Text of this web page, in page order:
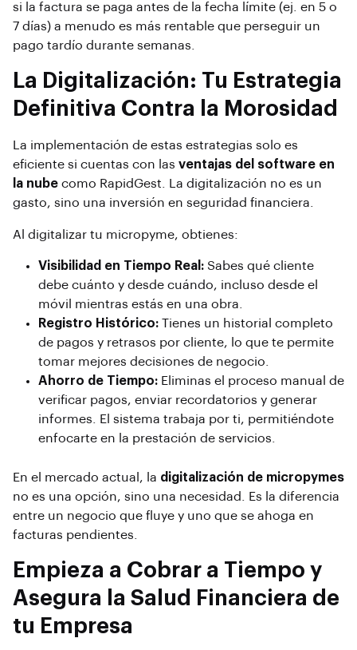
si la factura se paga antes de la fecha límite (ej. en 5 o
7 días) a menudo es más rentable que perseguir un
pago tardío durante semanas.
La Digitalización: Tu Estrategia
Definitiva Contra la Morosidad
La implementación de estas estrategias solo es
eficiente si cuentas con las ventajas del software en
la nube como RapidGest. La digitalización no es un
gasto, sino una inversión en seguridad financiera.
Al digitalizar tu micropyme, obtienes:
Visibilidad en Tiempo Real: Sabes qué cliente
debe cuánto y desde cuándo, incluso desde el
móvil mientras estás en una obra.
Registro Histórico: Tienes un historial completo
de pagos y retrasos por cliente, lo que te permite
tomar mejores decisiones de negocio.
Ahorro de Tiempo: Eliminas el proceso manual de
verificar pagos, enviar recordatorios y generar
informes. El sistema trabaja por ti, permitiéndote
enfocarte en la prestación de servicios.
En el mercado actual, la digitalización de micropymes
no es una opción, sino una necesidad. Es la diferencia
entre un negocio que fluye y uno que se ahoga en
facturas pendientes.
Empieza a Cobrar a Tiempo y
Asegura la Salud Financiera de
tu Empresa